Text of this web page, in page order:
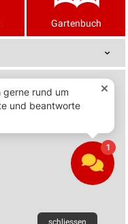
Gartenbuch
schliessen